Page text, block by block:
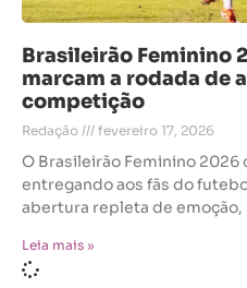
Brasileirão Feminino
marcam a rodada de
competição
Redação fevereiro 17, 2026
O Brasileirão Feminino
entregando aos fãs do
abertura repleta de emoção,
Leia mais »